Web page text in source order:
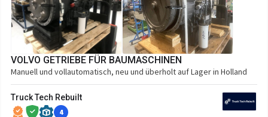
VOLVO GETRIEBE FÜR BAUMASCHINEN
Manuell und vollautomatisch, neu und überholt auf Lager in Holland
Truck Tech Rebuilt
4